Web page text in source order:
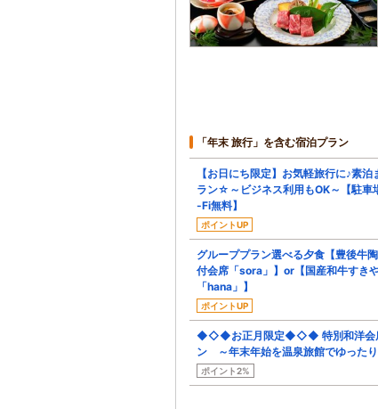
「年末 旅行」を含む宿泊プラン
【お日にち限定】お気軽旅行に♪素泊
ラン☆～ビジネス利用もOK～【駐車
-Fi無料】
ポイントUP
グループプラン選べる夕食【豊後牛
付会席「sora」】or【国産和牛すき
「hana」】
ポイントUP
◆◇◆お正月限定◆◇◆ 特別和洋会
ン ～年末年始を温泉旅館でゆったり
ポイント2%